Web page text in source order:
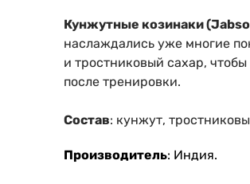
Кунжутные козинаки
наслаждались уже многие
и тростниковый сахар,
после тренировки.
Состав: кунжут,
Производитель: Индия.